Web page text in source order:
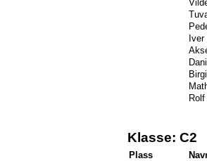
Iver
Klasse: C2
Plass